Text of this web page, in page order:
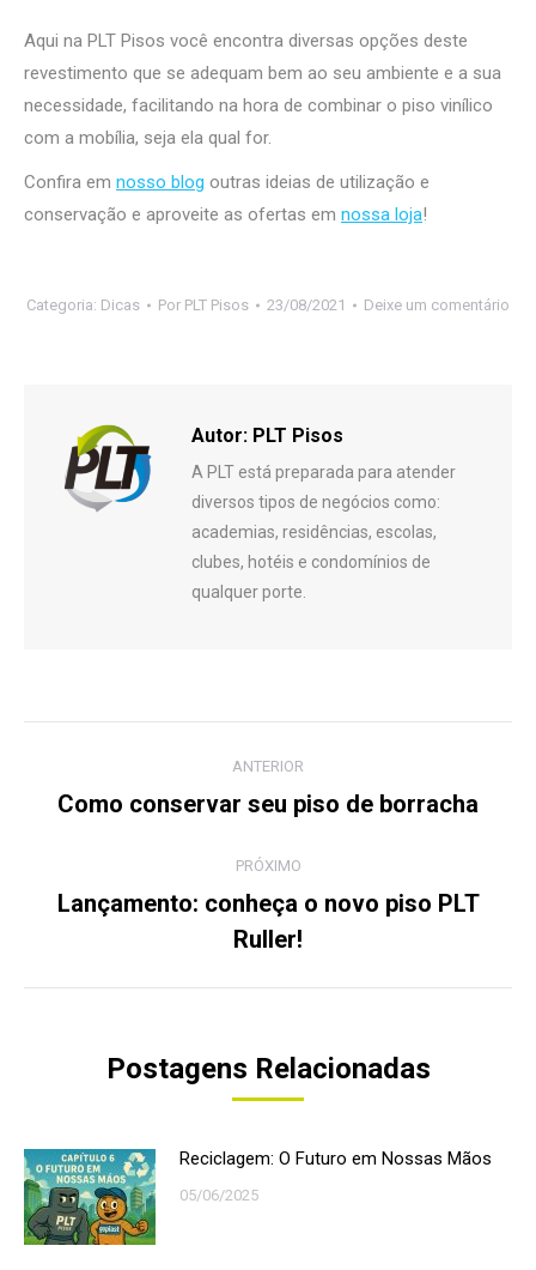
Aqui na PLT Pisos você encontra diversas opções deste
revestimento que se adequam bem ao seu ambiente e a sua
necessidade, facilitando na hora de combinar o piso vinílico
com a mobília, seja ela qual for.
Confira em nosso blog outras ideias de utilização e
conservação e aproveite as ofertas em nossa loja!
Categoria: Dicas Por PLT Pisos 23/08/2021 Deixe um comentário
Autor: PLT Pisos
A PLT está preparada para atender
diversos tipos de negócios como:
academias, residências, escolas,
clubes, hotéis e condomínios de
qualquer porte.
de
ANTERIOR
Post
Como conservar seu piso de borracha
PRÓXIMO
Próximo
post:
Lançamento: conheça o novo piso PLT
Ruller!
Postagens Relacionadas
Reciclagem: O Futuro em Nossas Mãos
05/06/2025